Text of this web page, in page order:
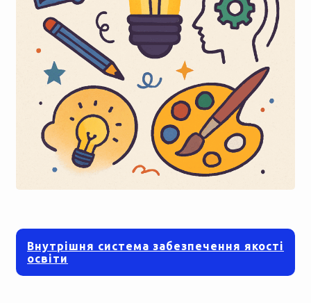
Внутрішня система забезпечення якості
освіти